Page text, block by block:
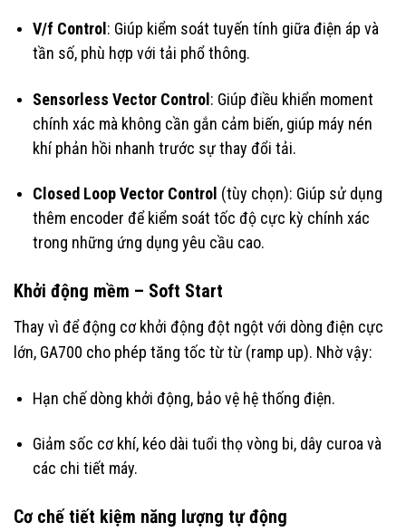
V/f Control : Giúp kiểm soát tuyến tính giữa điện áp và
tần số, phù hợp với tải phổ thông.
Sensorless Vector Control: Giúp điều khiển moment
chính xác mà không cần gắn cảm biến, giúp máy nén
khí phản hồi nhanh trước sự thay đổi tải.
Closed Loop Vector Control (tùy chọn): Giúp sử dụng
thêm encoder để kiểm soát tốc độ cực kỳ chính xác
trong những ứng dụng yêu cầu cao.
Khởi động mềm – Soft Start
Thay vì để động cơ khởi động đột ngột với dòng điện cực
lớn, GA700 cho phép tăng tốc từ từ (ramp up). Nhờ vậy:
Hạn chế dòng khởi động, bảo vệ hệ thống điện.
Giảm sốc cơ khí, kéo dài tuổi thọ vòng bi, dây curoa và
các chi tiết máy.
Cơ chế tiết kiệm năng lượng tự động